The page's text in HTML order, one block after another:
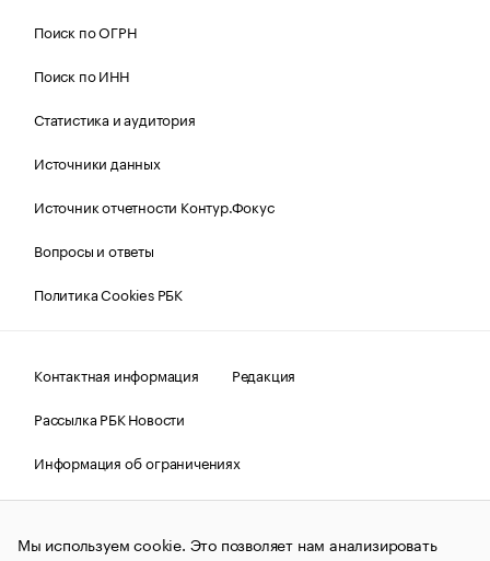
Поиск по ОГРН
Поиск по ИНН
Статистика и аудитория
Источники данных
Источник отчетности Контур.Фокус
Вопросы и ответы
Политика Cookies РБК
Контактная информация
Редакция
Рассылка РБК Новости
Информация об ограничениях
Правовая информация
О соблюдении авторских прав
© АО «РОСБИЗНЕСКОНСАЛТИНГ»,1995–2026.Сообщения
Мы используем cookie. Это позволяет нам анализировать